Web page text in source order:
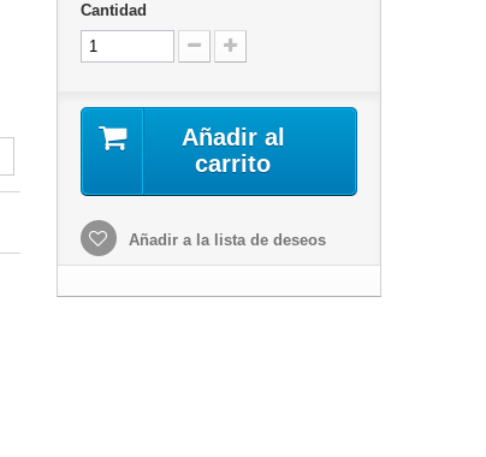
Cantidad
Añadir al
carrito
Añadir a la lista de deseos